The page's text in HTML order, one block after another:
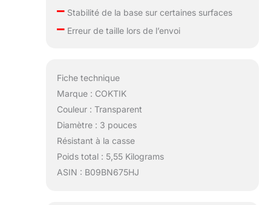
–Stabilité de la base sur certaines surfaces
–Erreur de taille lors de l’envoi
Fiche technique
Marque : COKTIK
Couleur : Transparent
Diamètre : 3 pouces
Résistant à la casse
Poids total : 5,55 Kilograms
ASIN : B09BN675HJ